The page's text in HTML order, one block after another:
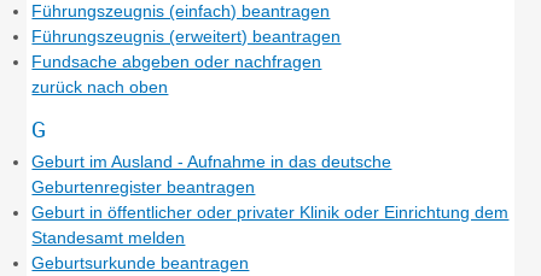
Führungszeugnis (einfach) beantragen
Führungszeugnis (erweitert) beantragen
Fundsache abgeben oder nachfragen
zurück nach oben
G
Geburt im Ausland - Aufnahme in das deutsche
Geburtenregister beantragen
Geburt in öffentlicher oder privater Klinik oder Einrichtung dem
Standesamt melden
Geburtsurkunde beantragen